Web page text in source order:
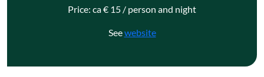
Price: ca € 15 / person and night
Seewebsite